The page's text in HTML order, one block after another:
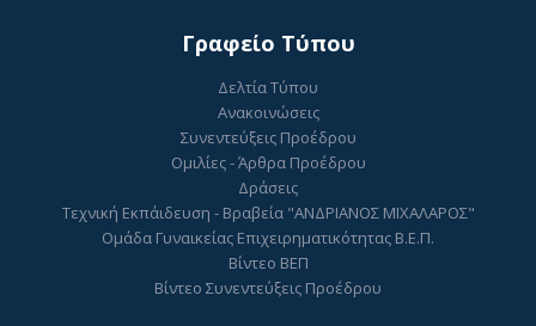
Γραφείο Τύπου
Δελτία Τύπου
Ανακοινώσεις
Συνεντεύξεις Προέδρου
Ομιλίες - Άρθρα Προέδρου
Δράσεις
Τεχνική Εκπάιδευση - Βραβεία "ΑΝΔΡΙΑΝΟΣ ΜΙΧΑΛΑΡΟΣ"
Ομάδα Γυναικείας Επιχειρηματικότητας Β.Ε.Π.
Βίντεο ΒΕΠ
Βίντεο Συνεντεύξεις Προέδρου